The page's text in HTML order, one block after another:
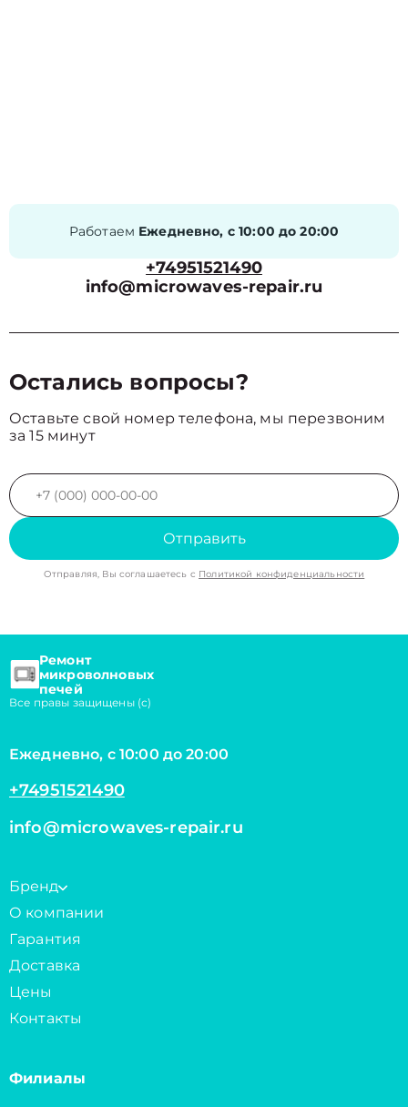
Работаем Ежедневно, с 10:00 до 20:00
+74951521490
info@microwaves-repair.ru
Остались вопросы?
Оставьте свой номер телефона, мы перезвоним
за 15 минут
Отправить
Отправляя, Вы соглашаетесь с Политикой конфиденциальности
Ремонт
микроволновых
печей
Все правы защищены (с)
Ежедневно, с 10:00 до 20:00
+74951521490
info@microwaves-repair.ru
Бренд
О компании
Гарантия
Доставка
Цены
Контакты
Филиалы